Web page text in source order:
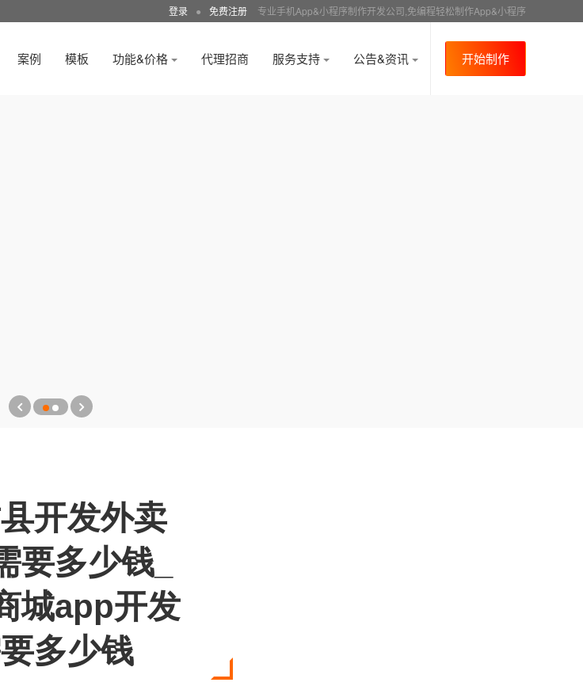
登录 ● 免费注册 专业手机App&小程序制作开发公司,免编程轻松制作App&小程序
案例 模板 功能&价格 代理招商 服务支持 公告&资讯 开始制作
开发外卖
要多少钱_
城app开发
多少钱